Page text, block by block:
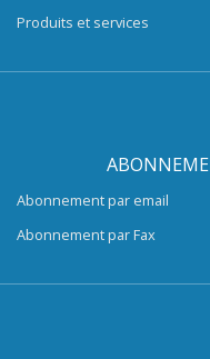
Produits et services
Abonnement par email
Abonnement par Fax